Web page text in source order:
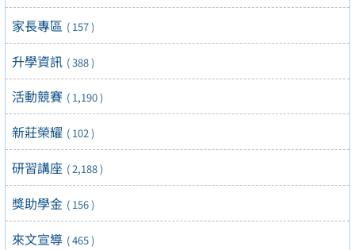
家長專區 ( 157 )
升學資訊 ( 388 )
活動競賽 ( 1,190 )
新莊榮耀 ( 102 )
研習講座 ( 2,188 )
獎助學金 ( 156 )
來文宣導 ( 465 )